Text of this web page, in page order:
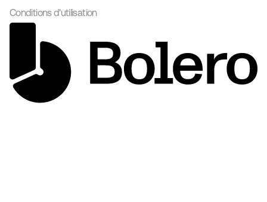
Conditions d'utilisation